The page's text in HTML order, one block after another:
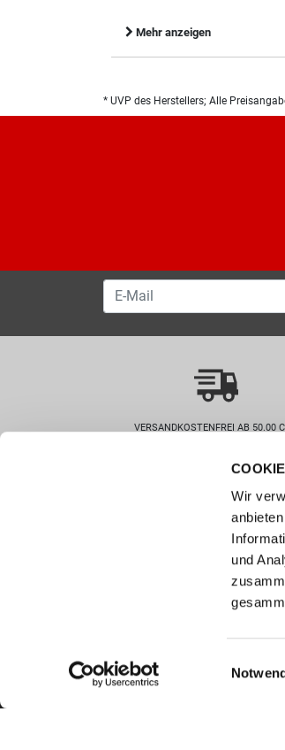
Wir
und
Mehr anzeigen
* UVP des Herstellers; Alle
VERSANDKOSTENFREI AB 50.00
Wie können wir helfen?
LinkedIn